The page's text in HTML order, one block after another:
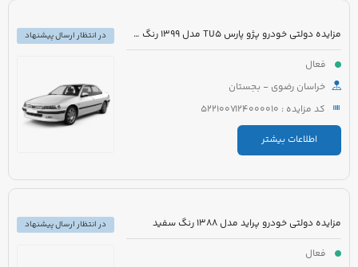
مزایده دولتی خودرو پژو پارس TU5 مدل 1399 رنگ سفید
فعال
خراسان رضوی - بجستان
کد مزایده : 5221007124000010
اطلاعات بیشتر
در انتظار ارسال پیشنهاد
مزایده دولتی خودرو پراید مدل 1388 رنگ سفید
فعال
در انتظار ارسال پیشنهاد